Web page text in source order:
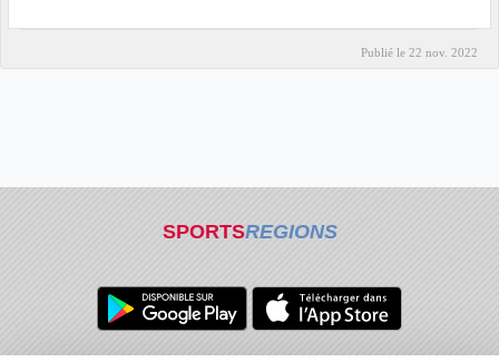
Publié le 22 nov. 2022
SPORTSREGIONS